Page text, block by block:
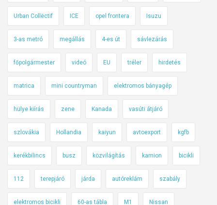
r
a
Urban Collëctif ICE opel frontera Isuzu
3-as metró megállás 4-es út sávlezárás
főpolgármester videó EU tréler hirdetés
matrica mini countryman elektromos bányagép
hülye kiírás zene Kanada vasúti átjáró
szlovákia Hollandia kaiyun avtoexport kgfb
kerékbilincs busz közvilágítás kamion bicikli
112 terepjáró járda autóreklám szabály
elektromos bicikli 60-as tábla M1 Nissan